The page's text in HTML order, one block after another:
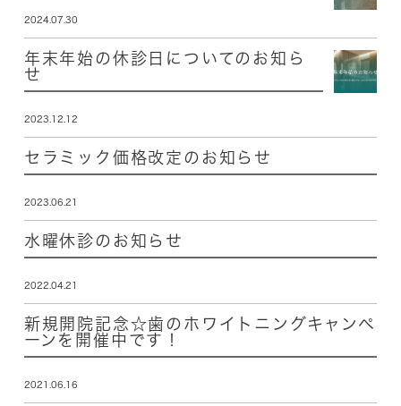
2024.07.30
年末年始の休診日についてのお知ら
せ
2023.12.12
セラミック価格改定のお知らせ
2023.06.21
水曜休診のお知らせ
2022.04.21
新規開院記念☆歯のホワイトニングキャンペ
ーンを開催中です！
2021.06.16